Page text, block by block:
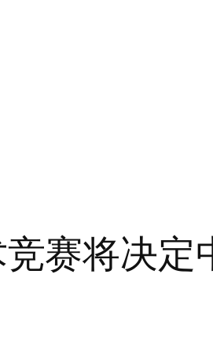
赛将决定